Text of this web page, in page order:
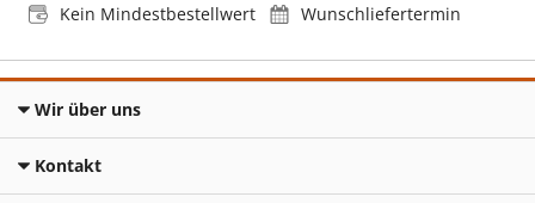
Kein Mindestbestellwert
Wunschliefertermin
Wir über uns
Kontakt